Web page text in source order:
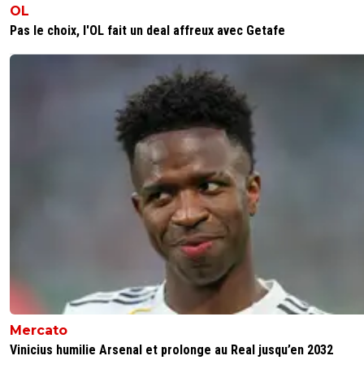
OL
Pas le choix, l'OL fait un deal affreux avec Getafe
Mercato
Vinicius humilie Arsenal et prolonge au Real jusqu’en 2032